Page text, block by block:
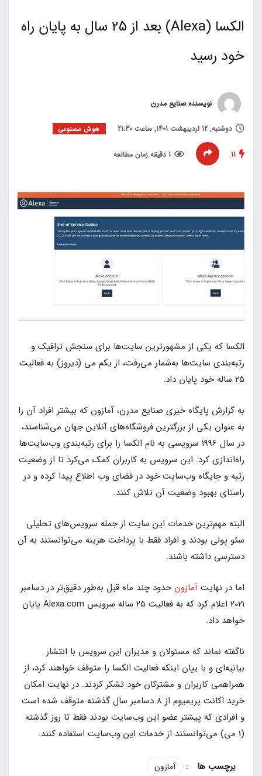
الکسا (Alexa) بعد از 25 سال به پایان راه
خود رسید
نویسنده صنایع مدرن
دوشنبه, 12 اردیبهشت 1401, ساعت 21:30 هوش مصنوعی
11 1 دقیقه زمان مطالعه
الکسا که یکی از مشهورترین سایت‌ها برای سنجش ترافیک و
رتبه‌بندی سایت‌ها به‌شمار می‌رفت، از یکم می (دیروز) به فعالیت
25 ساله خود پایان داد.
به گزارش پایگاه خبری صنایع مدرن، آمازون که بیشتر افراد آن را
به عنوان یکی از بزرگترین فروشگاه‌های آنلاین جهان می‌شناسند،
در سال 1996 سرویسی به نام الکسا را برای رتبه‌بندی وب‌سایت‌ها
راه‌اندازی کرد. این سرویس به کاربران کمک ‌می‌کرد تا از وضعیت
رتبه و جایگاه وب‌سایت خود در فضای وب اطلاع پیدا کرده و در
راستای بهبود وضعیت آن تلاش کنند.
البته مهم‌ترین خدمات این سایت از جمله سرویس‌های تحلیلی
سئو پولی بودند و افراد فقط با پرداخت هزینه می‌توانستند به آن
دسترسی داشته باشند.
اما در نهایت آمازون حدود چند ماه قبل به‌طور دقیق‌تر در دسامبر
2021 اعلام کرد که به فعالیت 25 ساله سرویس Alexa.com پایان
خواهد داد.
ناگفته نماند که مسئولان و مدیران این سرویس با انتشار
بیانیه‌ای و با ییان اینکه فعالیت الکسا را متوقف خواهند کرد، از
همراهمی کاربران و مشترکان خود تشکر کردند. در نهایت امکان
خرید اکانت‌‍ پریمیوم از 8 دسامبر سال گذشته متوقف شده است
و افرادی که پیشتر عضو این وب‌سایت بودند فقط تا روز گذشته
(1 می) می‌توانستند از خدمات این وب‌سایت استفاده کنند.
: آمازون